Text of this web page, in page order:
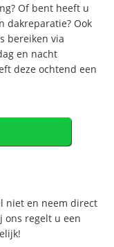
Of bent heeft u
dakreparatie? Ook
bereiken via
en nacht
deze ochtend een
niet en neem direct
ons regelt u een